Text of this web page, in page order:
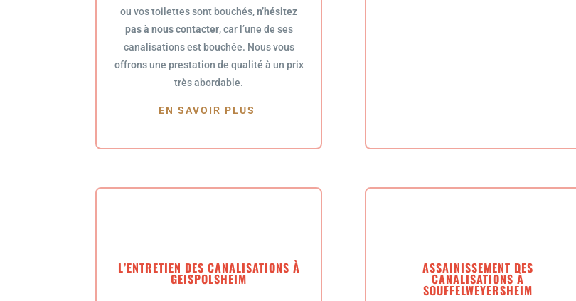
ou vos toilettes sont bouchés,n’hésitez
pas à nous contacter, car l’une de ses
canalisations est bouchée. Nous vous
offrons une prestation de qualité à un prix
très abordable.
EN SAVOIR PLUS
L’ENTRETIEN DES CANALISATIONS À
GEISPOLSHEIM
ASSAINISSEMENT DES
CANALISATIONS À
SOUFFELWEYERSHEIM